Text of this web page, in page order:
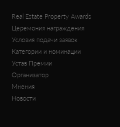
Real Estate Property Awards
Церемония награждения
Условия подачи заявок
Категории и номинации
Устав Премии
Организатор
Мнения
Новости